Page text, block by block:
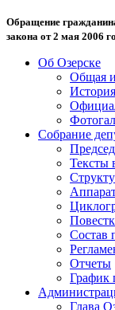
Обращение
закона от 2 мая 2006
Об Озерске
Общая
Собрание
Тексты
Состав
Отчеты
График
Глава